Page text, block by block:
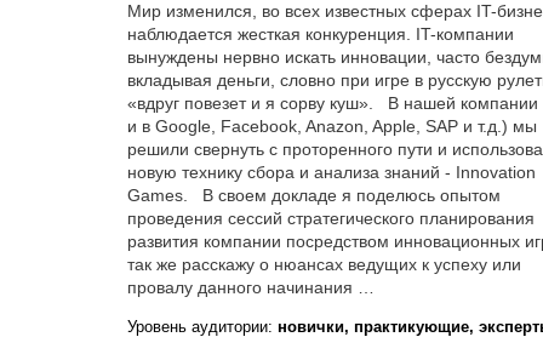
Мир изменился, во всех известных сферах IT-
наблюдается жесткая конкуренция. IT-компании
вынуждены нервно искать инновации, часто
вкладывая деньги, словно при игре в русскую
«вдруг повезет и я сорву куш». В нашей компании
и в Google, Facebook, Anazon, Apple, SAP и т.д.) мы
решили свернуть с проторенного пути и
новую технику сбора и анализа знаний - Innovation
Games. В своем докладе я поделюсь опытом
проведения сессий стратегического планирования
развития компании посредством инновационных
так же расскажу о нюансах ведущих к успеху или
провалу данного начинания …
Уровень аудитории:новички, практикующие,